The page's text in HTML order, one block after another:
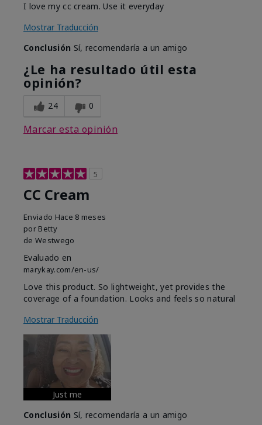
I love my cc cream. Use it everyday
Mostrar Traducción
Conclusión Sí, recomendaría a un amigo
¿Le ha resultado útil esta
opinión?
24 0
Marcar esta opinión
5
CC Cream
Enviado Hace 8 meses
por Betty
de Westwego
Evaluado en
marykay.com/en-us/
Love this product. So lightweight, yet provides the
coverage of a foundation. Looks and feels so natural
Mostrar Traducción
Just me
Conclusión Sí, recomendaría a un amigo